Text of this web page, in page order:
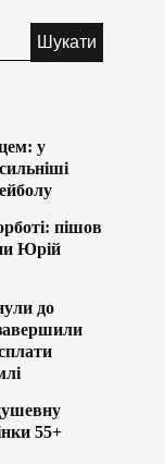
у
пішов
Юрій
до
55+